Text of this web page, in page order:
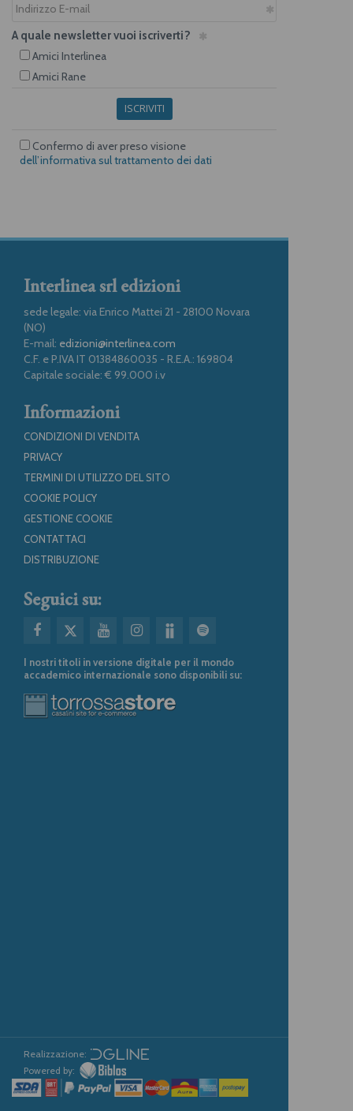
A quale newsletter vuoi iscriverti?
Amici Interlinea
Amici Rane
ISCRIVITI
Confermo di aver preso visione
dell’informativa sul trattamento dei dati
Interlinea srl edizioni
sede legale: via Enrico Mattei 21 - 28100 Novara
(NO)
E-mail: edizioni@interlinea.com
C.F. e P.IVA IT 01384860035 - R.E.A.: 169804
Capitale sociale: € 99.000 i.v
Informazioni
CONDIZIONI DI VENDITA
PRIVACY
TERMINI DI UTILIZZO DEL SITO
COOKIE POLICY
GESTIONE COOKIE
CONTATTACI
DISTRIBUZIONE
Seguici su:
I nostri titoli in versione digitale per il mondo
accademico internazionale sono disponibili su:
Realizzazione:
Powered by: